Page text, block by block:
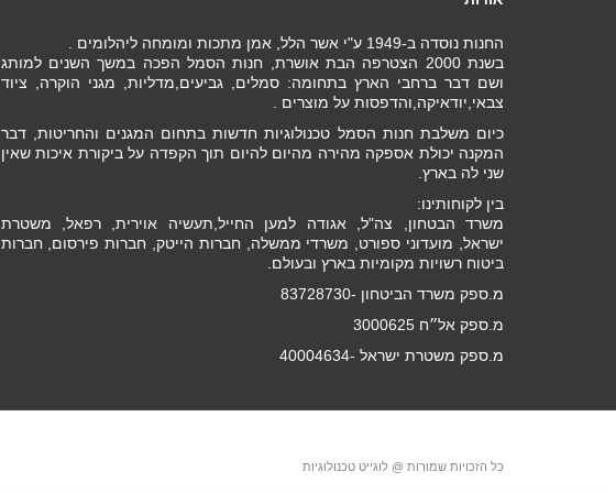
החנות נוסדה ב-1949 ע"י אשר הלל, אמן מתכות ומומחה ליהלומים .
בשנת 2000 הצטרפה הבת אושרת, חנות הסמל הפכה במשך השנים למותג
ושם דבר ברחבי הארץ בתחומה: סמלים, גביעים,מדליות, מגני הוקרה, ציוד
צבאי,יודאיקה,והדפסות על מוצרים .
כיום משלבת חנות הסמל טכנולוגיות חדשות בתחום המגנים והחריטות, דבר
המקנה יכולת אספקה מהירה מהיום להיום תוך הקפדה על ביקורת איכות שאין
שני לה בארץ.
בין לקוחותינו:
משרד הבטחון, צה"ל, אגודה למען החייל,תעשיה אוירית, רפאל, משטרת
ישראל, מועדוני ספורט, משרדי ממשלה, חברות הייטק, חברות פירסום, חברות
ביטוח רשויות מקומיות בארץ ובעולם.
מ.ספק משרד הביטחון -83728730
מ.ספק אל״ח 3000625
מ.ספק משטרת ישראל -40004634
כל הזכויות שמורות @ לוגייט טכנולוגיות